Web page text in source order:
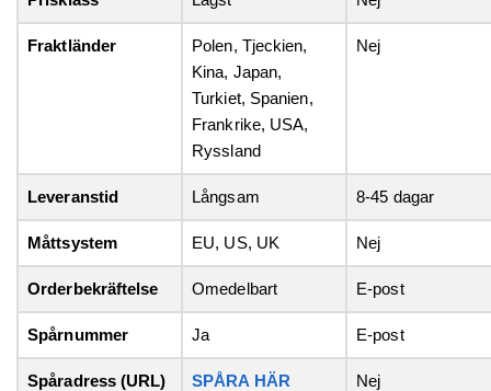
Fraktländer
Polen, Tjeckien,
Kina, Japan,
Turkiet, Spanien,
Frankrike, USA,
Ryssland
Nej
Leveranstid Långsam 8-45 dagar
Måttsystem EU, US, UK Nej
Orderbekräftelse Omedelbart E-post
Spårnummer Ja E-post
Spåradress (URL) SPÅRA HÄR Nej